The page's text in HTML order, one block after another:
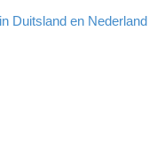
Duitsland en Nederland